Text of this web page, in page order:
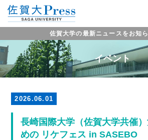
佐賀大学の最新ニュースをお知
イベント
2026.06.01
長崎国際大学（佐賀大学共催
めの リケフェス in SASEBO